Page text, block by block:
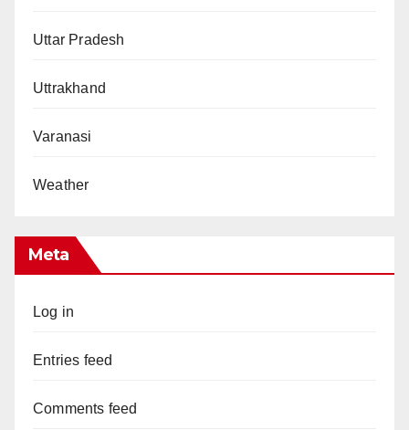
Uttar Pradesh
Uttrakhand
Varanasi
Weather
Meta
Log in
Entries feed
Comments feed